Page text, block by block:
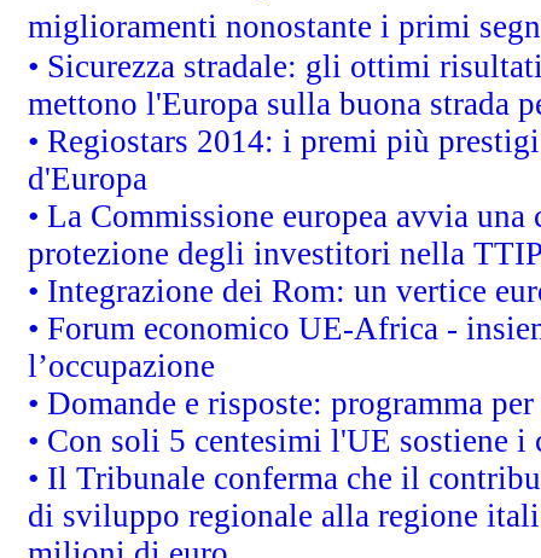
miglioramenti nonostante i primi
• Sicurezza stradale: gli ottimi
mettono l'Europa sulla buona strada
• Regiostars 2014: i premi più
d'Europa
• La Commissione europea avvia
protezione degli investitori nella
• Integrazione dei Rom: un vertice
• Forum economico UE-Africa -
l’occupazione
• Domande e risposte: programma
• Con soli 5 centesimi l'UE sostiene
• Il Tribunale conferma che il
di sviluppo regionale alla regione